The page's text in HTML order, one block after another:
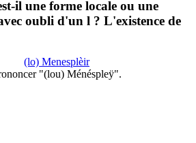
il une forme locale ou une
oubli d'un l ? L'existence de
(lo) Menesplèir
"(lou) Ménéspleÿ".